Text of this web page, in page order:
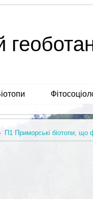
П1 Приморські біотопи, що